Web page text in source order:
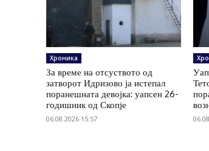
Хроника
За време на отсуството од
затворот Идризово ја истепал
поранешната девојка: уапсен 26-
годишник од Скопје
06.08.2026 15:57